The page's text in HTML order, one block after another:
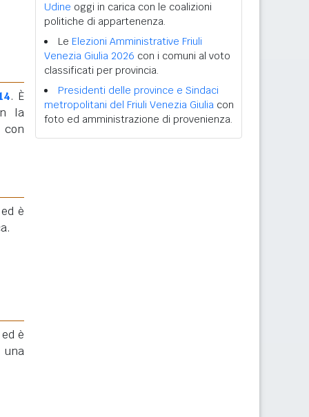
. È
la
è
è
una
Udine oggi in carica con le coalizioni
politiche di appartenenza.
Le Elezioni Amministrative Friuli
Venezia Giulia 2026 con i comuni al voto
classificati per provincia.
Presidenti delle province e Sindaci
metropolitani del Friuli Venezia Giulia con
foto ed amministrazione di provenienza.